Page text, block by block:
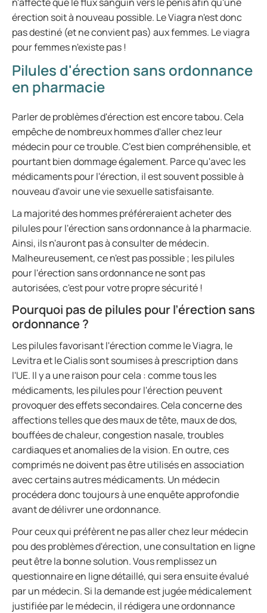
érection soit à nouveau possible. Le Viagra n'est donc
pas destiné (et ne convient pas) aux femmes. Le viagra
pour femmes n'existe pas !
Pilules d'érection sans ordonnance
en pharmacie
Parler de problèmes d'érection est encore tabou. Cela
empêche de nombreux hommes d'aller chez leur
médecin pour ce trouble. C’est bien compréhensible, et
pourtant bien dommage également. Parce qu'avec les
médicaments pour l'érection, il est souvent possible à
nouveau d'avoir une vie sexuelle satisfaisante.
La majorité des hommes préféreraient acheter des
pilules pour l'érection sans ordonnance à la pharmacie.
Ainsi, ils n'auront pas à consulter de médecin.
Malheureusement, ce n'est pas possible ; les pilules
pour l'érection sans ordonnance ne sont pas
autorisées, c'est pour votre propre sécurité !
Pourquoi pas de pilules pour l’érection sans
ordonnance ?
Les pilules favorisant l'érection comme le Viagra, le
Levitra et le Cialis sont soumises à prescription dans
l'UE. Il y a une raison pour cela : comme tous les
médicaments, les pilules pour l'érection peuvent
provoquer des effets secondaires. Cela concerne des
affections telles que des maux de tête, maux de dos,
bouffées de chaleur, congestion nasale, troubles
cardiaques et anomalies de la vision. En outre, ces
comprimés ne doivent pas être utilisés en association
avec certains autres médicaments. Un médecin
procédera donc toujours à une enquête approfondie
avant de délivrer une ordonnance.
Pour ceux qui préfèrent ne pas aller chez leur médecin
pou des problèmes d'érection, une consultation en ligne
peut être la bonne solution. Vous remplissez un
questionnaire en ligne détaillé, qui sera ensuite évalué
par un médecin. Si la demande est jugée médicalement
justifiée par le médecin, il rédigera une ordonnance